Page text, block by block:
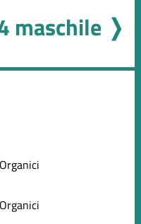
maschile ❭
Organici
Organici